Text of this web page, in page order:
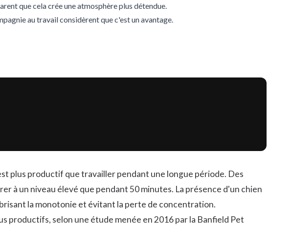
que cela crée une atmosphère plus détendue.
au travail considèrent que c'est un avantage.
plus productif que travailler pendant une longue période. Des
à un niveau élevé que pendant 50 minutes. La présence d'un chien
la monotonie et évitant la perte de concentration.
productifs, selon une étude menée en 2016 par la Banfield Pet